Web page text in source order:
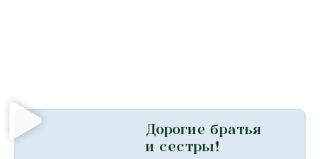
Дорогие братья
и сестры!